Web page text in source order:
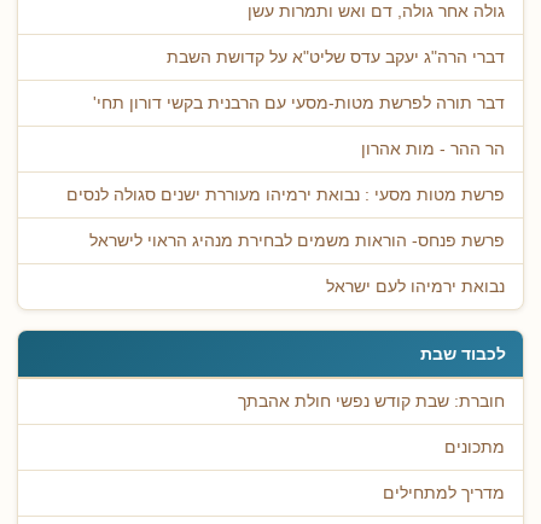
גולה אחר גולה, דם ואש ותמרות עשן
דברי הרה"ג יעקב עדס שליט"א על קדושת השבת
דבר תורה לפרשת מטות-מסעי עם הרבנית בקשי דורון תחי'
הר ההר - מות אהרון
פרשת מטות מסעי : נבואת ירמיהו מעוררת ישנים סגולה לנסים
פרשת פנחס- הוראות משמים לבחירת מנהיג הראוי לישראל
נבואת ירמיהו לעם ישראל
לכבוד שבת
חוברת: שבת קודש נפשי חולת אהבתך
מתכונים
מדריך למתחילים